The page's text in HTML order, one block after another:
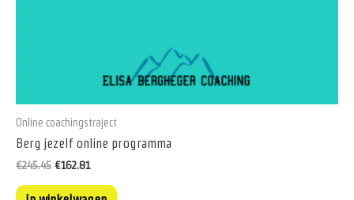
Online coachingstraject
Berg jezelf online programma
€245.45 Oorspronkelijke
was:
€162.81
is: